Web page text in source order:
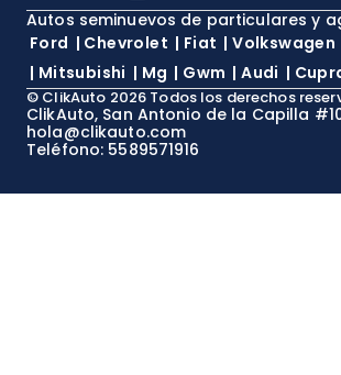
Autos seminuevos de particulares y
Ford | Chevrolet | Fiat |Volkswagen
| Mitsubishi | Mg | Gwm |Audi |
© ClikAuto 2026 Todos los derechos
ClikAuto, San Antonio de la Capilla
hola@clikauto.com
Teléfono: 5589571916